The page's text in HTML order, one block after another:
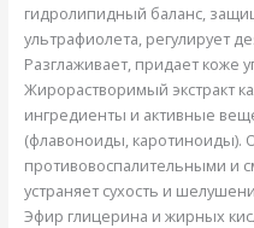
гидролипидный баланс,
ультрафиолета, регулирует
Разглаживает, придает коже
Жирорастворимый экстракт
ингредиенты и активные
(флавоноиды, каротиноиды).
противовоспалительными и
устраняет сухость и
Эфир глицерина и жирных